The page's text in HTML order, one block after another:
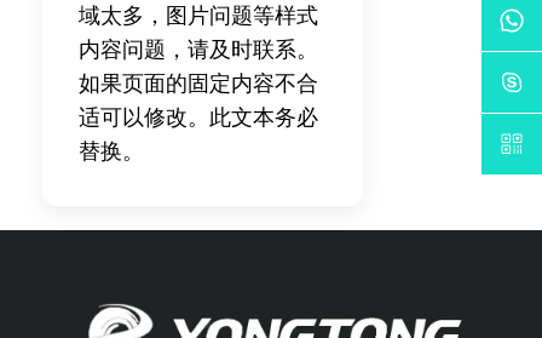
域太多，图片问题等样式
内容问题，请及时联系。
如果页面的固定内容不合
适可以修改。此文本务必
替换。